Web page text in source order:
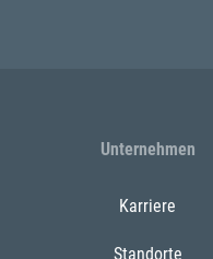
Unternehmen
Karriere
Standorte